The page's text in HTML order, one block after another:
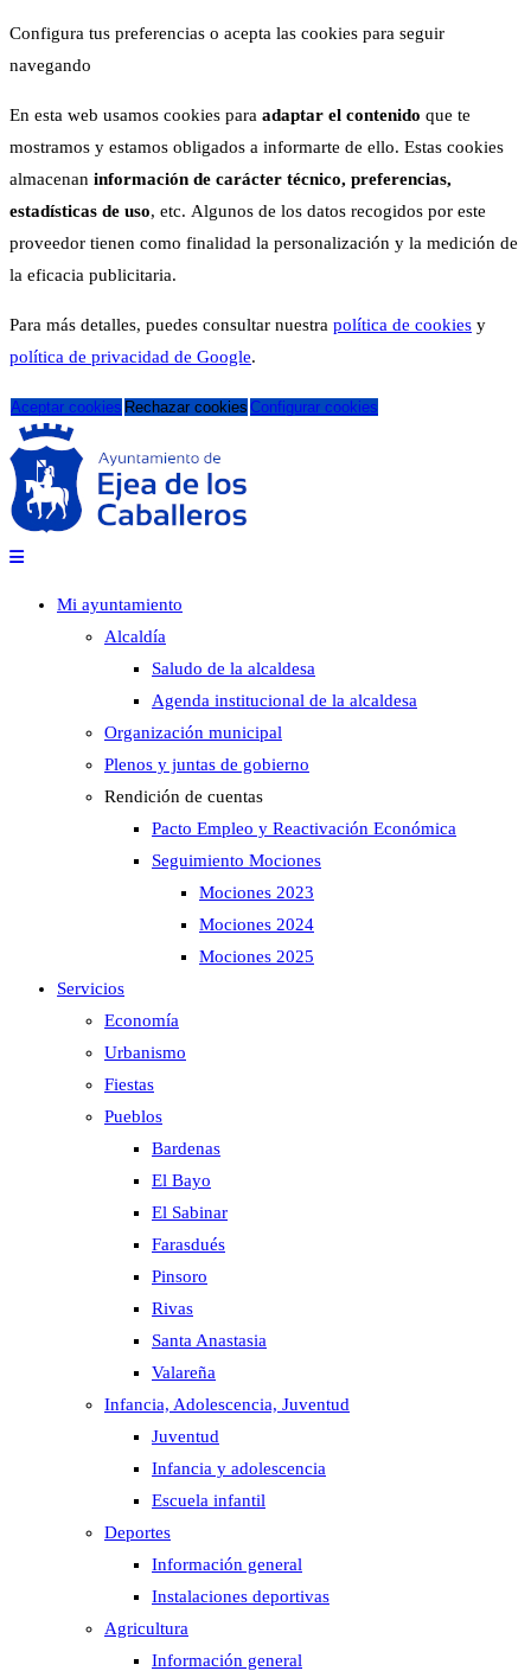
Configura tus preferencias o acepta las cookies para seguir
navegando
En esta web usamos cookies para adaptar el contenido que te
mostramos y estamos obligados a informarte de ello. Estas cookies
almacenan información de carácter técnico, preferencias,
estadísticas de uso, etc. Algunos de los datos recogidos por este
proveedor tienen como finalidad la personalización y la medición de
la eficacia publicitaria.
Para más detalles, puedes consultar nuestra política de cookies y
política de privacidad de Google.
Aceptar cookies Rechazar cookies Configurar cookies
Mi ayuntamiento
Alcaldía
Saludo de la alcaldesa
Agenda institucional de la alcaldesa
Organización municipal
Plenos y juntas de gobierno
Rendición de cuentas
Pacto Empleo y Reactivación Económica
Seguimiento Mociones
Mociones 2023
Mociones 2024
Mociones 2025
Servicios
Economía
Urbanismo
Fiestas
Pueblos
Bardenas
El Bayo
El Sabinar
Farasdués
Pinsoro
Rivas
Santa Anastasia
Valareña
Infancia, Adolescencia, Juventud
Juventud
Infancia y adolescencia
Escuela infantil
Deportes
Información general
Instalaciones deportivas
Agricultura
Información general